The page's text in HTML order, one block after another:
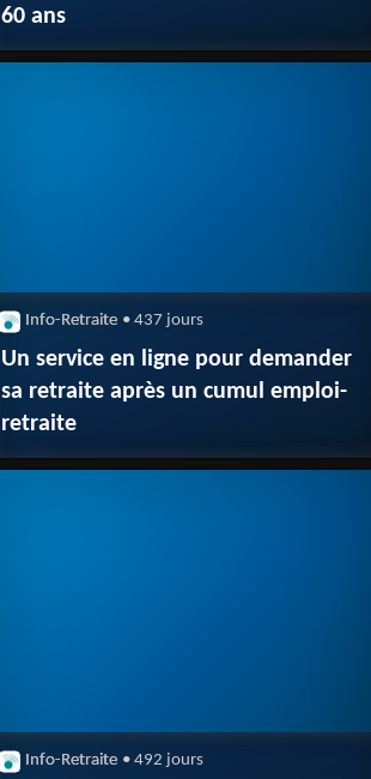
60 ans
Info-Retraite • 437 jours
Un service en ligne pour demander
sa retraite après un cumul emploi-
retraite
Info-Retraite • 492 jours